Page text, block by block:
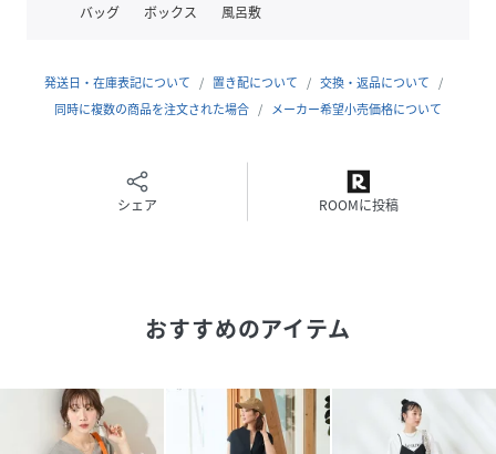
成。
合わせるアイテム違いできれいめ、カジュアル、ボーイッシ
※掲載画像の商品の色味は、屋外や屋内の光の照射や角度に
より実物と色味が異なる場合がございます。また表示のサイ
テンションタグを必ずご確認下さい。
バッグ ボックス 風呂敷
発送日・在庫表記について 置き配について
交換・返品について
同時に複数の商品を注文された場合
メーカー希望小売価格について
シェア ROOMに投稿
おすすめのアイテム